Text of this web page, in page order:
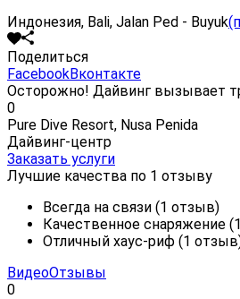
Индонезия, Bali, Jalan Ped - Buyuk
Поделиться
FacebookВконтакте
Осторожно! Дайвинг вызывает
0
Pure Dive Resort, Nusa Penida
Дайвинг-центр
Заказать услуги
Лучшие качества по 1 отзыву
Всегда на связи (1 отзыв)
Качественное снаряжение
Отличный хаус-риф (1
ВидеоОтзывы
0